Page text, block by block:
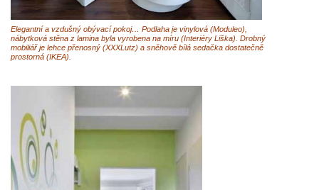
Elegantní a vzdušný obývací pokoj… Podlaha je vinylová (Moduleo),
nábytková stěna z lamina byla vyrobena na míru (Interiéry Liška). Drobný
mobiliář je lehce přenosný (XXXLutz) a sněhově bílá sedačka dostatečně
prostorná (IKEA).